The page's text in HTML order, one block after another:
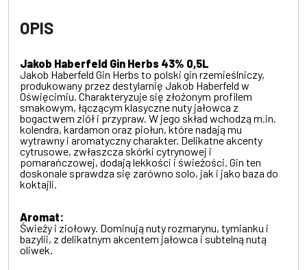
OPIS
Jakob Haberfeld Gin Herbs 43% 0,5L
Jakob Haberfeld Gin Herbs to polski gin rzemieślniczy,
produkowany przez destylarnię Jakob Haberfeld w
Oświęcimiu. Charakteryzuje się złożonym profilem
smakowym, łączącym klasyczne nuty jałowca z
bogactwem ziół i przypraw. W jego skład wchodzą m.in.
kolendra, kardamon oraz piołun, które nadają mu
wytrawny i aromatyczny charakter. Delikatne akcenty
cytrusowe, zwłaszcza skórki cytrynowej i
pomarańczowej, dodają lekkości i świeżości. Gin ten
doskonale sprawdza się zarówno solo, jak i jako baza do
koktajli.
Aromat:
Świeży i ziołowy. Dominują nuty rozmarynu, tymianku i
bazylii, z delikatnym akcentem jałowca i subtelną nutą
oliwek.